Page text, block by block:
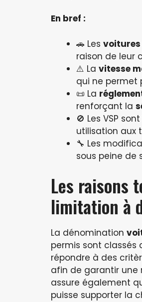
En bref :
🚗 Les voitures
raison de leur
⚠️ La vitesse
qui ne permet
📜 La
renforçant la
🚫 Les VSP
utilisation aux
🔧 Les
sous peine de
Les raisons
limitation à
La dénomination
permis sont classés
répondre à des
afin de garantir
assure également
puisse supporter la